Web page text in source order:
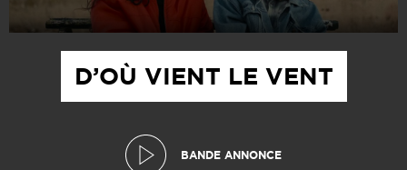
D’OÙ VIENT LE VENT
BANDE ANNONCE